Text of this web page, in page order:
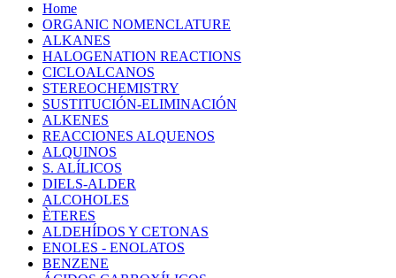
Home
ORGANIC NOMENCLATURE
ALKANES
HALOGENATION REACTIONS
CICLOALCANOS
STEREOCHEMISTRY
SUSTITUCIÓN-ELIMINACIÓN
ALKENES
REACCIONES ALQUENOS
ALQUINOS
S. ALÍLICOS
DIELS-ALDER
ALCOHOLES
ÈTERES
ALDEHÍDOS Y CETONAS
ENOLES - ENOLATOS
BENZENE